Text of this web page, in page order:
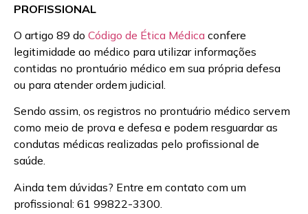
PROFISSIONAL
O artigo 89 do Código de Ética Médica confere
legitimidade ao médico para utilizar informações
contidas no prontuário médico em sua própria defesa
ou para atender ordem judicial.
Sendo assim, os registros no prontuário médico servem
como meio de prova e defesa e podem resguardar as
condutas médicas realizadas pelo profissional de
saúde.
Ainda tem dúvidas? Entre em contato com um
profissional: 61 99822-3300.